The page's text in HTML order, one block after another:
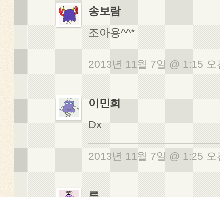
송보람
조아용^^*
2013년 11월 7일 @ 1:15
이민희
Dx
2013년 11월 7일 @ 1:25